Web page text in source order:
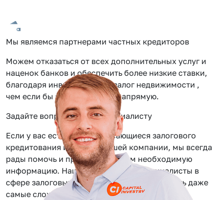
Мы являемся партнерами частных кредиторов
Можем отказаться от всех дополнительных услуг и
наценок банков и обеспечить более низкие ставки,
благодаря инвестиции под залог недвижимости ,
чем если бы вы обращались напрямую.
Задайте вопрос нашему специалисту
Если у вас есть вопросы касающиеся залогового
кредитования или услуг нашей компании, мы всегда
рады помочь и предоставить вам необходимую
информацию. Наши сотрудники — специалисты в
сфере залоговых займов, помогут вам решить даже
самые сложные задачи.